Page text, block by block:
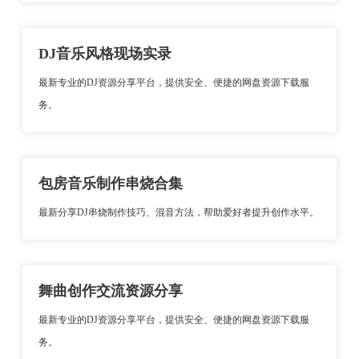
DJ音乐风格现场实录
最新专业的DJ资源分享平台，提供安全、便捷的网盘资源下载服
务。
包房音乐制作串烧合集
最新分享DJ串烧制作技巧、混音方法，帮助爱好者提升创作水平。
舞曲创作交流资源分享
最新专业的DJ资源分享平台，提供安全、便捷的网盘资源下载服
务。